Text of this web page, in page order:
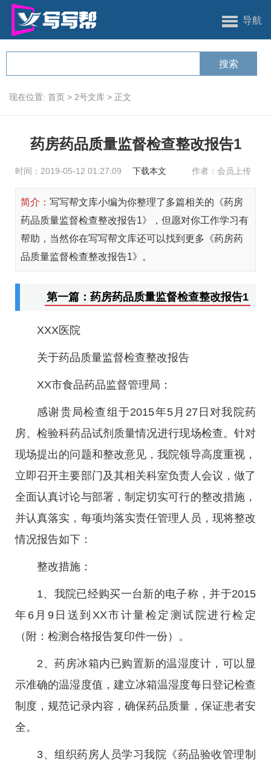
导航
现在位置: 首页 > 2号文库 > 正文
药房药品质量监督检查整改报告1
时间：2019-05-12 01:27:09 下载本文 作者：会员上传
简介： 写写帮文库小编为你整理了多篇相关的《药房
药品质量监督检查整改报告1》，但愿对你工作学习有
帮助，当然你在写写帮文库还可以找到更多《药房药
品质量监督检查整改报告1》。
第一篇：药房药品质量监督检查整改报告1
XXX医院
关于药品质量监督检查整改报告
XX市食品药品监督管理局：
感谢贵局检查组于2015年5月27日对我院药
房、检验科药品试剂质量情况进行现场检查。针对
现场提出的问题和整改意见，我院领导高度重视，
立即召开主要部门及其相关科室负责人会议，做了
全面认真讨论与部署，制定切实可行的整改措施，
并认真落实，每项均落实责任管理人员，现将整改
情况报告如下：
整改措施：
1、我院已经购买一台新的电子称，并于2015
年6月9日送到XX市计量检定测试院进行检定
（附：检测合格报告复印件一份）。
2、药房冰箱内已购置新的温湿度计，可以显
示准确的温湿度值，建立冰箱温湿度每日登记检查
制度，规范记录内容，确保药品质量，保证患者安
全。
3、组织药房人员学习我院《药品验收管理制